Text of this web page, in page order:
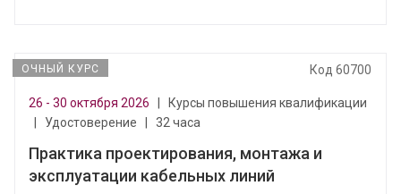
ОЧНЫЙ КУРС Код 60700
26 - 30 октября 2026
Курсы повышения квалификации
Удостоверение 32 часа
Практика проектирования, монтажа и
эксплуатации кабельных линий